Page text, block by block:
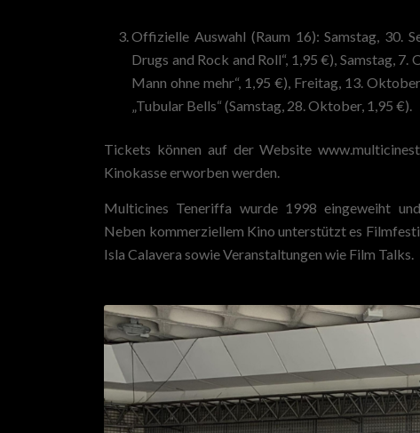
Offizielle Auswahl (Raum 16): Samstag, 30.
Drugs and Rock and Roll“, 1,95 €), Samstag,
Mann ohne mehr“, 1,95 €), Freitag, 13.
„Tubular Bells“ (Samstag, 28. Oktober, 1,95 €).
Tickets können auf der Website
Kinokasse erworben werden.
Multicines Teneriffa wurde 1998 eingeweiht
Neben kommerziellem Kino unterstützt es
Isla Calavera sowie Veranstaltungen wie Film Talks.